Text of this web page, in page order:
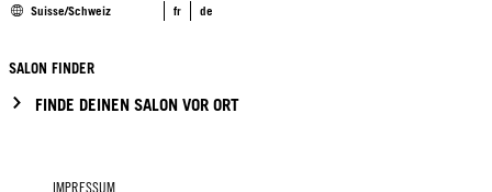
Suisse/Schweiz fr de
SALON FINDER
FINDE DEINEN SALON VOR ORT
IMPRESSUM